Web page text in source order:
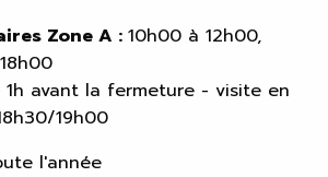
Zone A :10h00 à 12h00,
1h avant la fermeture - visite en
19h00
l'année